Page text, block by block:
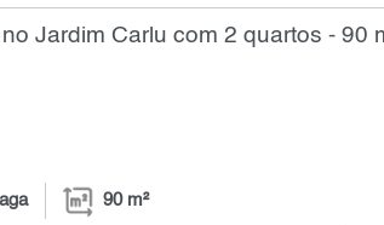
Jardim Carlu com 2 quartos - 90
90 m²